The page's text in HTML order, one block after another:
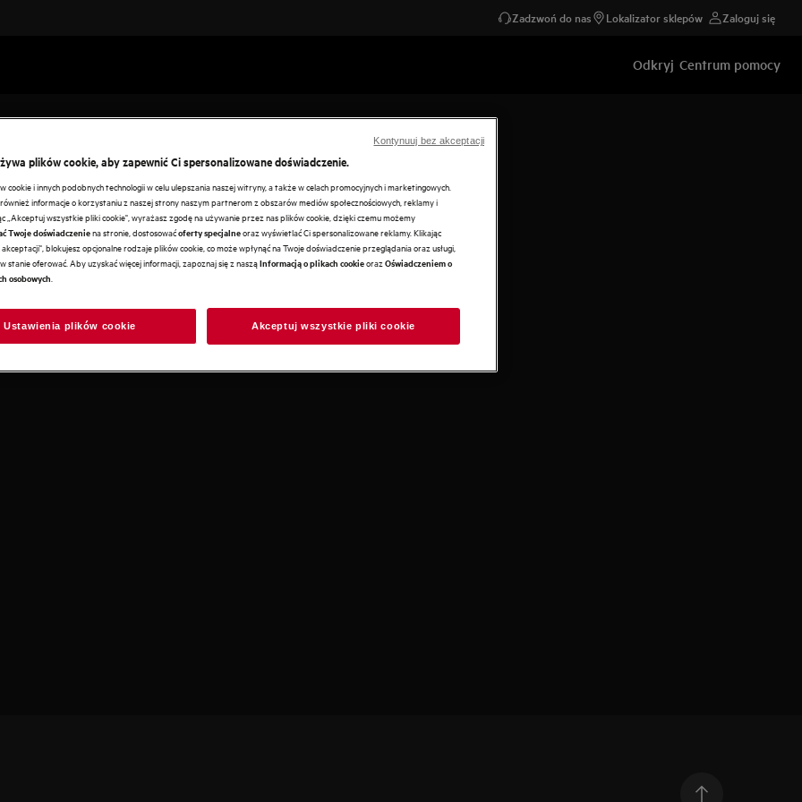
Zadzwoń do nas Lokalizator sklepów Zaloguj się
Odkryj Centrum pomocy
Twojej garderoby -
kurtkę narciarską.
plików cookie, aby zapewnić Ci spersonalizowane doświadczenie.
cookie i innych podobnych technologii w celu ulepszania naszej witryny, a także w celach promocyjnych i marketingowych.
informacje o korzystaniu z naszej strony naszym partnerom z obszarów mediów społecznościowych, reklamy i
„Akceptuj wszystkie pliki cookie", wyrażasz zgodę na używanie przez nas plików cookie, dzięki czemu możemy
Twoje doświadczeniena stronie, dostosowaćoferty specjalneoraz wyświetlać Ci spersonalizowane reklamy. Klikając
akceptacji", blokujesz opcjonalne rodzaje plików cookie, co może wpłynąć na Twoje doświadczenie przeglądania oraz usługi,
stanie oferować. Aby uzyskać więcej informacji, zapoznaj się z nasząInformacją o plikach cookieoraz Oświadczeniem o
osobowych
Ustawienia plików cookie Akceptuj wszystkie pliki cookie
Kontynuuj bez akceptacji